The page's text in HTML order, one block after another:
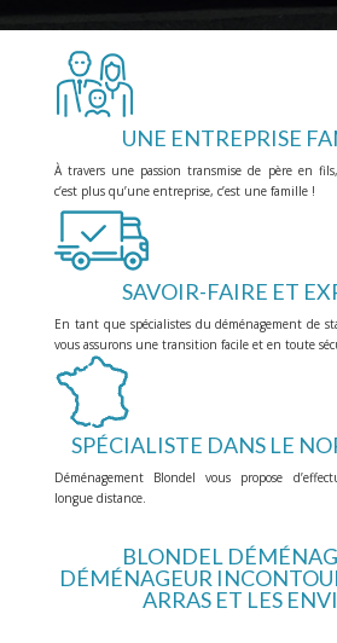
UNE ENTREPRISE
À travers une passion transmise de père en
c’est plus qu’une entreprise, c’est une famille !
SAVOIR-FAIRE ET
En tant que spécialistes du déménagement de
vous assurons une transition facile et en toute
SPÉCIALISTE DANS LE
Déménagement Blondel vous propose
longue distance.
BLONDEL
DÉMÉNAGEUR
ARRAS ET LES